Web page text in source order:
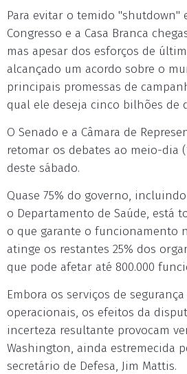
Para evitar o temido "shutdown"
Congresso e a Casa Branca
mas apesar dos esforços de
alcançado um acordo sobre o
principais promessas de
qual ele deseja cinco bilhões de
O Senado e a Câmara de
retomar os debates ao meio-dia
deste sábado.
Quase 75% do governo,
o Departamento de Saúde, está
o que garante o funcionamento
atinge os restantes 25% dos
que pode afetar até 800.000
Embora os serviços de
operacionais, os efeitos da
incerteza resultante provocam
Washington, ainda estremecida
secretário de Defesa, Jim Mattis.